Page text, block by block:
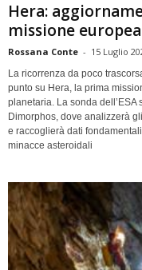
Hera:
missione
Rossana Conte - 15 Luglio
La ricorrenza da poco
punto su Hera, la prima
planetaria. La sonda
Dimorphos, dove analizzerà
e raccoglierà dati
minacce asteroidali